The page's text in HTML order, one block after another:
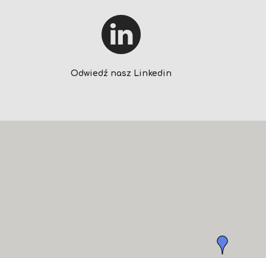
Odwiedź nasz Linkedin